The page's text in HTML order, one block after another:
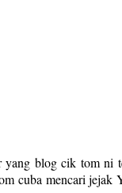
yang blog cik tom
cuba mencari jejak